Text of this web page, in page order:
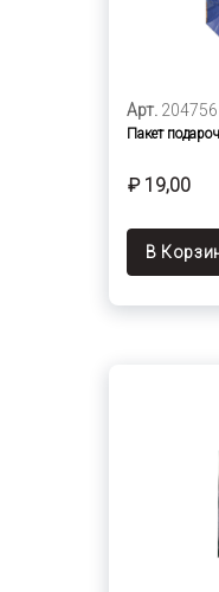
Арт. 204756
Пакет
₽ 19,00
В